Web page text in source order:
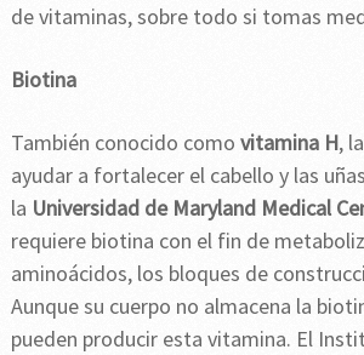
de vitaminas, sobre todo si tomas
Biotina
También conocido como vitamina H,
ayudar a fortalecer el cabello y las
la Universidad de Maryland Medical
requiere biotina con el fin de
aminoácidos, los bloques de
Aunque su cuerpo no almacena la
pueden producir esta vitamina. El